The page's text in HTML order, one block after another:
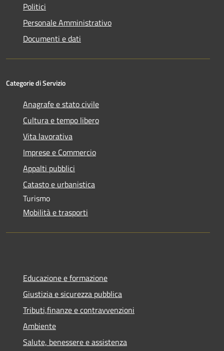
Politici
Personale Amministrativo
Documenti e dati
Categorie di Servizio
Anagrafe e stato civile
Cultura e tempo libero
Vita lavorativa
Imprese e Commercio
Appalti pubblici
Catasto e urbanistica
Turismo
Mobilità e trasporti
Educazione e formazione
Giustizia e sicurezza pubblica
Tributi,finanze e contravvenzioni
Ambiente
Salute, benessere e assistenza